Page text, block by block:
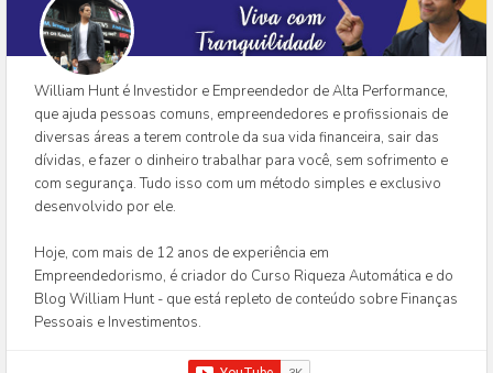
William Hunt é Investidor e Empreendedor de Alta Performance,
que ajuda pessoas comuns, empreendedores e profissionais de
diversas áreas a terem controle da sua vida financeira, sair das
dívidas, e fazer o dinheiro trabalhar para você, sem sofrimento e
com segurança. Tudo isso com um método simples e exclusivo
desenvolvido por ele.
Hoje, com mais de 12 anos de experiência em
Empreendedorismo, é criador do Curso Riqueza Automática e do
Blog William Hunt - que está repleto de conteúdo sobre Finanças
Pessoais e Investimentos.